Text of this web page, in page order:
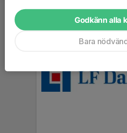
Godkänn alla
Bara